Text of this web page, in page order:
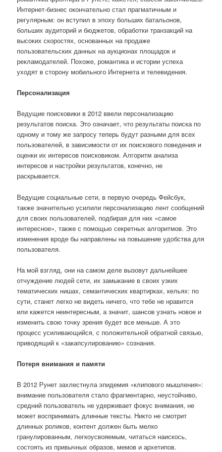
Интернет-бизнес окончательно стал прагматичным и
регулярным: он вступил в эпоху больших батальонов,
больших аудиторий и бюджетов, обработки транзакций на
высоких скоростях, основанных на продаже
пользовательских данных на аукционах площадок и
рекламодателей. Похоже, романтика и истории успеха
уходят в сторону мобильного Интернета и телевидения.
Персонализация
Ведущие поисковики в 2012 ввели персонализацию
результатов поиска. Это означает, что результаты поиска по
одному и тому же запросу теперь будут разными для всех
пользователей, в зависимости от их поискового поведения и
оценки их интересов поисковиком. Алгоритм анализа
интересов и настройки результатов, конечно, не
раскрывается.
Ведущие социальные сети, в первую очередь Фейсбук,
также значительно усилили персонализацию лент сообщений
для своих пользователей, подбирая для них «самое
интересное», также с помощью секретных алгоритмов. Это
изменения вроде бы направлены на повышение удобства для
пользователя.
На мой взгляд, они на самом деле вызовут дальнейшее
отчуждение людей сети, их замыкание в своих узких
тематических нишах, семантических квартирках, кельях: по
сути, станет легко не видеть ничего, что тебе не нравится
или кажется неинтересным, а значит, шансов узнать новое и
изменить свою точку зрения будет все меньше. А это
процесс усиливающийся, с положительной обратной связью,
приводящий к «закапсулированию» сознания.
Потеря внимания и памяти
В 2012 Рунет захлестнула эпидемия «клипового мышления»:
внимание пользователя стало фрагментарно, неустойчиво,
средний пользователь не удерживает фокус внимания, не
может воспринимать длинные тексты. Никто не смотрит
длинных роликов, контент должен быть мелко
гранулированным, легкоусвояемым, читаться наискось,
состоять из привычных образов, мемов и архетипов.